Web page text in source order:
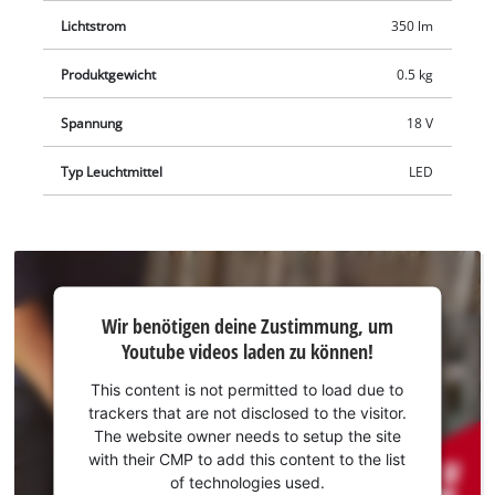
Lichtstrom 350 lm
Produktgewicht 0.5 kg
Spannung 18 V
Typ Leuchtmittel LED
benötigen
Zustimmung,
um Youtube
laden zu
können!
Wir benötigen deine Zustimmung, um
Youtube videos laden zu können!
This content is not permitted to load due to
trackers that are not disclosed to the visitor.
The website owner needs to setup the site
with their CMP to add this content to the list
of technologies used.